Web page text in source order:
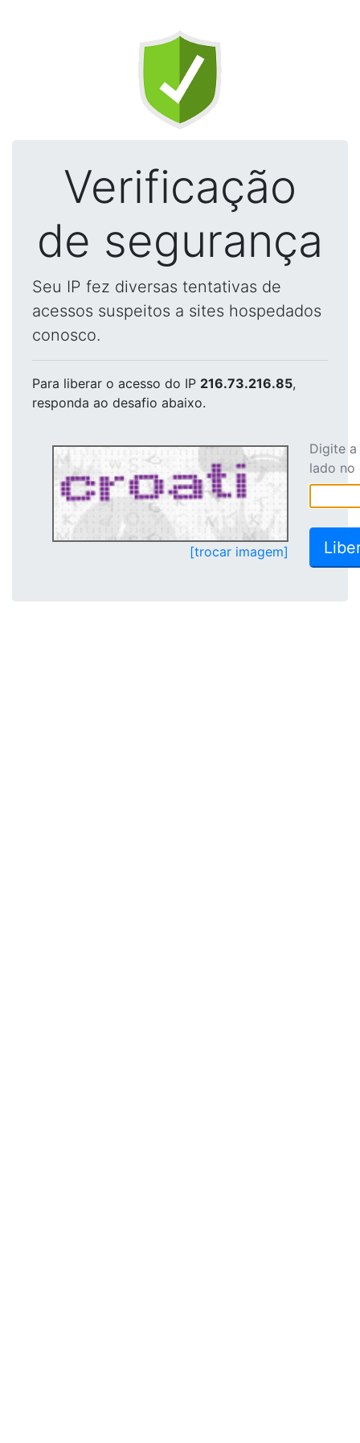
Verificação
de segurança
Seu IP fez diversas tentativas de
acessos suspeitos a sites hospedados
conosco.
Para liberar o acesso do IP 216.73.216.85,
responda ao desafio abaixo.
[trocar imagem]
Digite
lado no